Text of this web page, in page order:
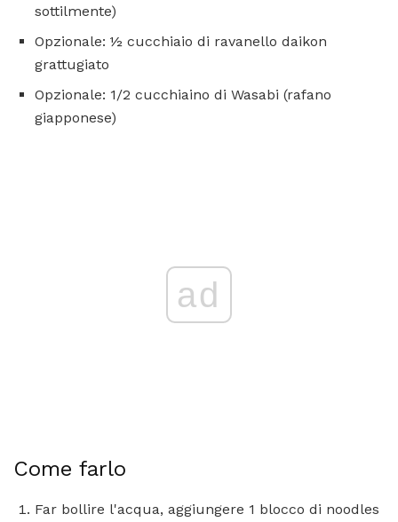
sottilmente)
Opzionale: ½ cucchiaio di ravanello daikon
grattugiato
Opzionale: 1/2 cucchiaino di Wasabi (rafano
giapponese)
ad
Come farlo
Far bollire l'acqua, aggiungere 1 blocco di noodles